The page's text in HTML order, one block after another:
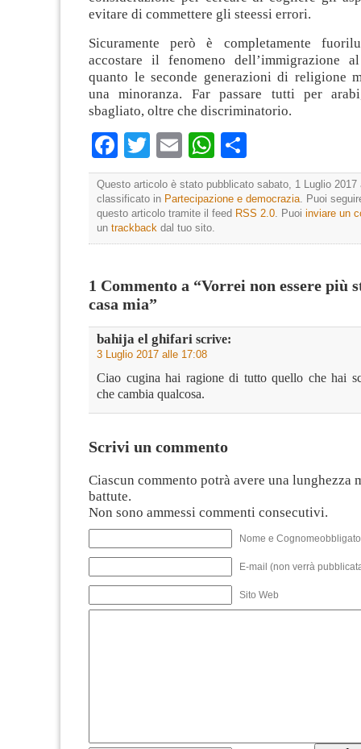
evitare di commettere gli steessi errori.
Sicuramente però è completamente
accostare il fenomeno dell’immigrazione
quanto le seconde generazioni di religione
una minoranza. Far passare tutti per
sbagliato, oltre che discriminatorio.
Facebook
TwitterEmailWhatsApp
Questo articolo è stato pubblicato sabato, 1 Luglio 2017
classificato in Partecipazione e democrazia. Puoi
questo articolo tramite il feed RSS 2.0. Puoi inviare un
un trackback dal tuo sito.
1 Commento a “Vorrei non essere più
casa mia”
bahija el ghifari scrive:
3 Luglio 2017 alle 17:08
Ciao cugina hai ragione di tutto quello che hai
che cambia qualcosa.
Scrivi un commento
Ciascun commento potrà avere una lunghezza
battute.
Non sono ammessi commenti consecutivi.
Nome e
E-mail (non verrà
Sito Web